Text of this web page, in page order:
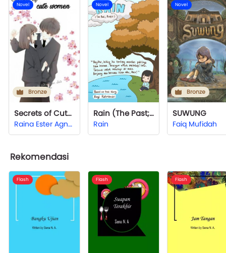
Novel
Bronze
Secrets of Cute Women
Raina Ester Agnesia
Novel
Rain (The Past; Painful)
Rain
Novel
Bronze
SUWUNG
Faiq Mufidah
Rekomendasi
Flash Flash Flash